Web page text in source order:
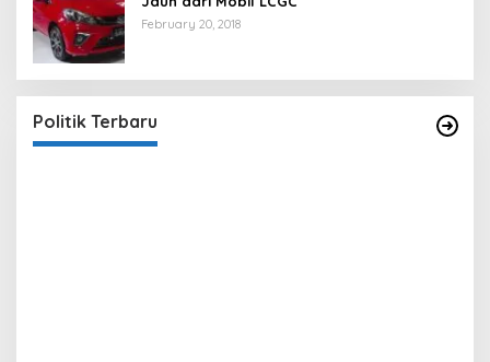
February 20, 2018
Politik Terbaru
Yasin
In Berita, Politik |